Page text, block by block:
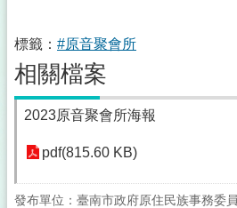
標籤： #原音聚會所
相關檔案
2023原音聚會所海報
pdf(815.60 KB)
發布單位：臺南市政府原住民族事務委